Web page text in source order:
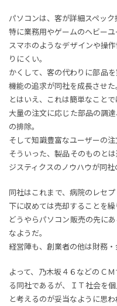
パソコンは、客が詳細スペック
特に業務用やゲームのヘビー
スマホのようなデザインや操
りにくい。
かくして、客の代わりに部品
機能の追求が同社を成長させた。
とはいえ、これは簡単なことで
大量の注文に応じた部品の調
の排除。
そして知識豊富なユーザーの
そういった、製品そのものと
ジスティクスのノウハウが同社
同社はこれまで、病院のレセ
下に収めては売却することを繰
どうやらパソコン販売の先に
なようだ。
経営陣も、創業者の他は財務
よって、乃木坂４６などのＣ
る同社であるが、ＩＴ社会を
と考えるのが妥当なように思わ